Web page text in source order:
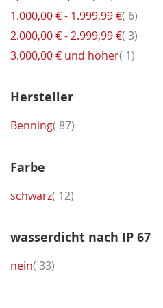
1.000,00 €- 1.999,99 € 6Artikel
2.000,00 €-2.999,99 € 3Artikel
3.000,00 € und höher 1Artikel
Hersteller
Benning 87Artikel
Farbe
schwarz 12Artikel
wasserdicht nach IP 67
nein 33Artikel